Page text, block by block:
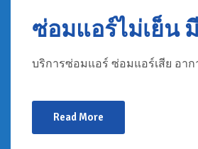
ซ่อมแอร์ไม่เย็น
บริการซ่อมแอร์ ซ่อมแอร์เสีย อาก
Read More